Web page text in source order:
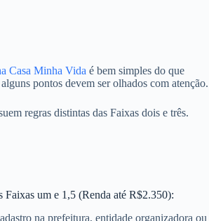
Casa Minha Vida é bem simples do que
pontos devem ser olhados com atenção.
regras distintas das Faixas dois e três.
Faixas um e 1,5 (Renda até R$2.350):
na prefeitura, entidade organizadora ou